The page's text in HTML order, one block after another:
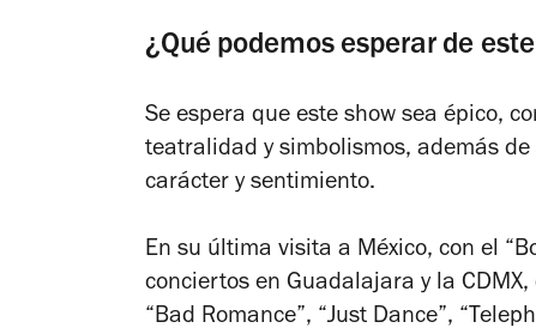
¿Qué podemos esperar de
Se espera que este show sea épico,
teatralidad y simbolismos, además
carácter y sentimiento.
En su última visita a México, con el
conciertos en Guadalajara y la
“Bad Romance”, “Just Dance”,